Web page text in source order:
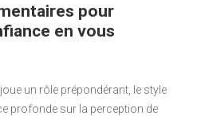
pour
en vous
un rôle prépondérant, le style
profonde sur la perception de